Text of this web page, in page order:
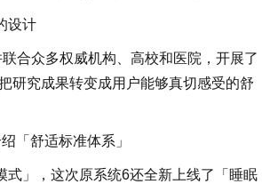
设计
合众多权威机构、高校和医院，开展了
研究成果转变成用户能够真切感受的舒
「舒适标准体系」
式」，这次原系统6还全新上线了「睡眠